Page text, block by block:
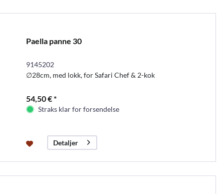
Paella panne 30
9145202
∅28cm, med lokk, for Safari Chef & 2-kok
54,50 € *
Straks klar for forsendelse
Detaljer